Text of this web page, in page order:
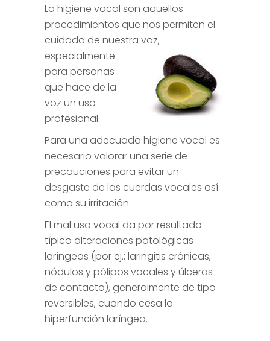
La higiene vocal son aquellos
procedimientos que nos permiten el
cuidado de nuestra voz,
especialmente
para personas
que hace de la
voz un uso
profesional.
Para una adecuada higiene vocal es
necesario valorar una serie de
precauciones para evitar un
desgaste de las cuerdas vocales así
como su irritación.
El mal uso vocal da por resultado
típico alteraciones patológicas
laríngeas (por ej.: laringitis crónicas,
nódulos y pólipos vocales y úlceras
de contacto), generalmente de tipo
reversibles, cuando cesa la
hiperfunción laríngea.